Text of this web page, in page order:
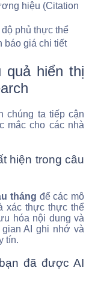
hiệu (Citation
phủ thực thể
báo giá chi tiết
quả hiển thị
chúng ta tiếp cận
mắc cho các nhà
hiện trong câu
tháng để các mô
xác thực thực thể
hóa nội dung và
AI ghi nhớ và
tín.
đã được AI